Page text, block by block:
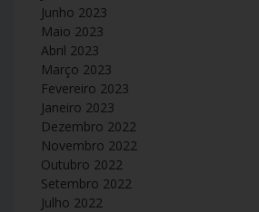
Junho 2023
Maio 2023
Abril 2023
Março 2023
Fevereiro 2023
Janeiro 2023
Dezembro 2022
Novembro 2022
Outubro 2022
Setembro 2022
Julho 2022